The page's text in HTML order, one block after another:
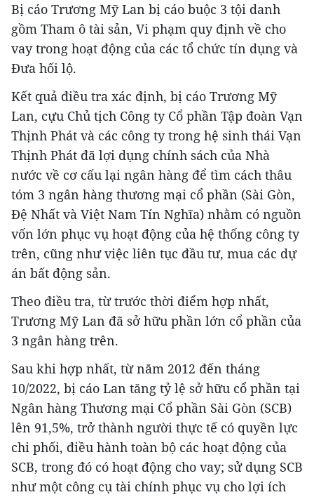
Bị cáo Trương Mỹ Lan bị cáo buộc 3 tội danh
gồm Tham ô tài sản, Vi phạm quy định về cho
vay trong hoạt động của các tổ chức tín dụng và
Đưa hối lộ.
Kết quả điều tra xác định, bị cáo Trương Mỹ
Lan, cựu Chủ tịch Công ty Cổ phần Tập đoàn Vạn
Thịnh Phát và các công ty trong hệ sinh thái Vạn
Thịnh Phát đã lợi dụng chính sách của Nhà
nước về cơ cấu lại ngân hàng để tìm cách thâu
tóm 3 ngân hàng thương mại cổ phần (Sài Gòn,
Đệ Nhất và Việt Nam Tín Nghĩa) nhằm có nguồn
vốn lớn phục vụ hoạt động của hệ thống công ty
trên, cũng như việc liên tục đầu tư, mua các dự
án bất động sản.
Theo điều tra, từ trước thời điểm hợp nhất,
Trương Mỹ Lan đã sở hữu phần lớn cổ phần của
3 ngân hàng trên.
Sau khi hợp nhất, từ năm 2012 đến tháng
10/2022, bị cáo Lan tăng tỷ lệ sở hữu cổ phần tại
Ngân hàng Thương mại Cổ phần Sài Gòn (SCB)
lên 91,5%, trở thành người thực tế có quyền lực
chi phối, điều hành toàn bộ các hoạt động của
SCB, trong đó có hoạt động cho vay; sử dụng SCB
như một công cụ tài chính phục vụ cho lợi ích